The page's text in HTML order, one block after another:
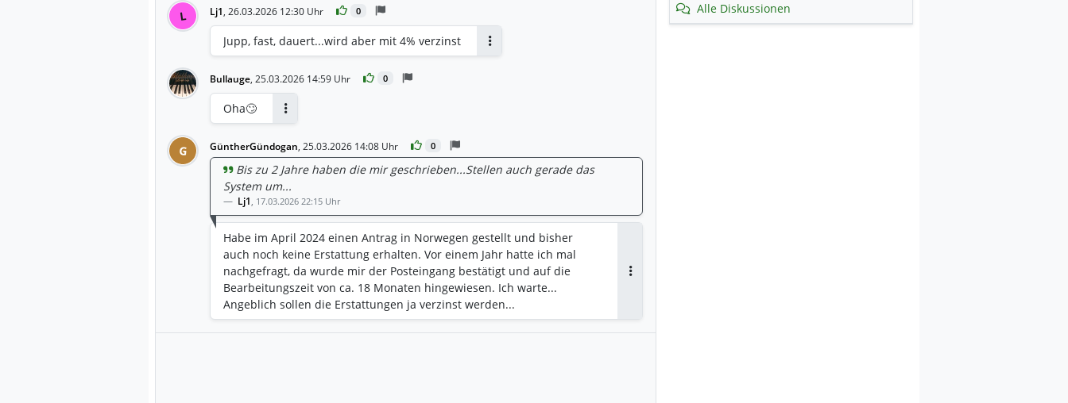
L Lj1, 26.03.2026 12:30 Uhr 0
Jupp, fast, dauert...wird aber mit 4% verzinst
Bullauge, 25.03.2026 14:59 Uhr 0
Oha🙄
G GüntherGündogan, 25.03.2026 14:08 Uhr 0
Bis zu 2 Jahre haben die mir geschrieben...Stellen auch gerade das
System um...
Lj1, 17.03.2026 22:15 Uhr
Habe im April 2024 einen Antrag in Norwegen gestellt und bisher
auch noch keine Erstattung erhalten. Vor einem Jahr hatte ich mal
nachgefragt, da wurde mir der Posteingang bestätigt und auf die
Bearbeitungszeit von ca. 18 Monaten hingewiesen. Ich warte...
Angeblich sollen die Erstattungen ja verzinst werden...
Alle Diskussionen